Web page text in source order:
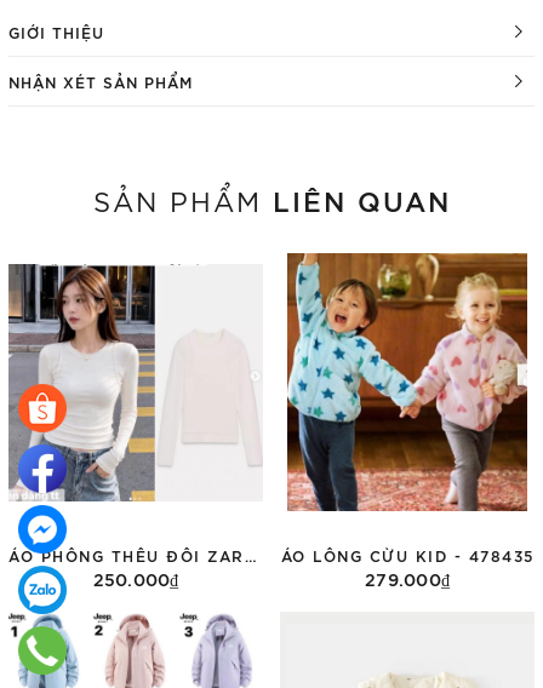
GIỚI THIỆU
NHẬN XÉT SẢN PHẨM
SẢN PHẨM LIÊN QUAN
250.000₫
Tùy chọn
ÁO LÔNG CỪU KID - 478435
279.000₫